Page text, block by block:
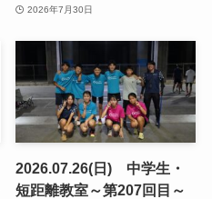
2026年7月30日
2026.07.26(日) 中学生・
短距離教室～第207回目～